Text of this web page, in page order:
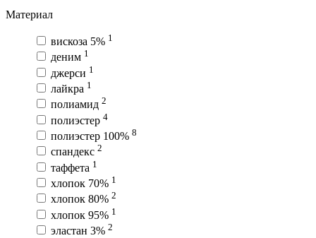
Материал
вискоза 5% 1
деним 1
джерси 1
лайкра 1
полиамид 2
полиэстер 4
полиэстер 100% 8
спандекс 2
таффета 1
хлопок 70% 1
хлопок 80% 2
хлопок 95% 1
эластан 3% 2